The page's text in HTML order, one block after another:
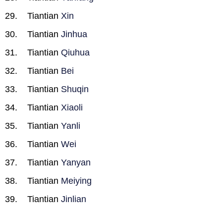
Tiantian Xin
Tiantian Jinhua
Tiantian Qiuhua
Tiantian Bei
Tiantian Shuqin
Tiantian Xiaoli
Tiantian Yanli
Tiantian Wei
Tiantian Yanyan
Tiantian Meiying
Tiantian Jinlian